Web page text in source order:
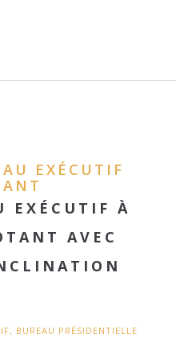
EXÉCUTIF
EXÉCUTIF À
AVEC
BUREAU PRÉSIDENTIELLE